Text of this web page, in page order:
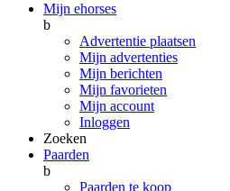
Mijn ehorses
b
Advertentie plaatsen
Mijn advertenties
Mijn berichten
Mijn favorieten
Mijn account
Inloggen
Zoeken
Paarden
b
Paarden te koop